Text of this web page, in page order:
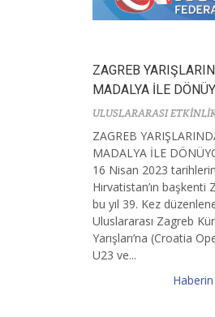
ZAGREB
MADALYA İLE
ULUSLARARASI
ZAGREB
MADALYA İLE
16 Nisan 2023
Hırvatistan’ın başkenti
bu yıl 39. Kez
Uluslararası Zagreb
Yarışları’na (Croatia
U23 ve...